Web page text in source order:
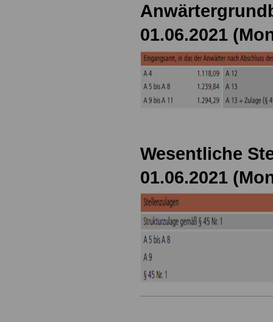
01.06.2021
Wesentliche
01.06.2021